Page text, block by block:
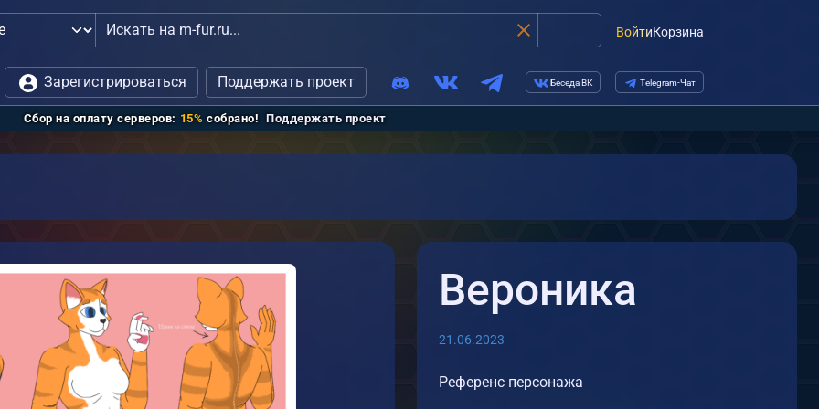
ВойтиКорзина
связь с администрацией
Зарегистрироваться Поддержать проект Беседа ВК Telegram-Чат
Сбор на оплату серверов: 15% собрано! Поддержать проект
Вероника
21.06.2023
Референс персонажа